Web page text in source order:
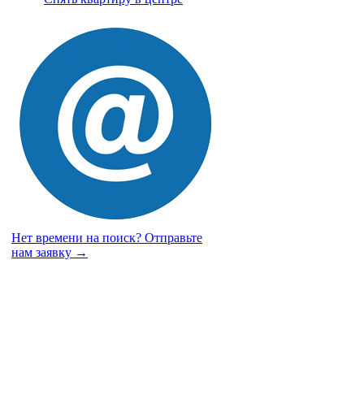
Нет времени на поиск? Отправьте
нам заявку →